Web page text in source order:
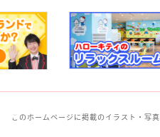
このホームページに掲載のイラスト・写